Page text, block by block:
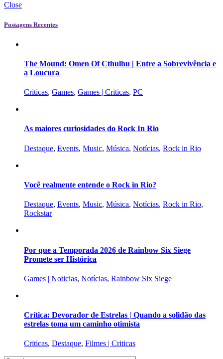
Close
Postagens Recentes
The Mound: Omen Of Cthulhu | Entre a Sobrevivência e
a Loucura
Criticas, Games, Games | Criticas, PC
As maiores curiosidades do Rock In Rio
Destaque, Events, Music, Música, Notícias, Rock in Rio
Você realmente entende o Rock in Rio?
Destaque, Events, Music, Música, Notícias, Rock in Rio,
Rockstar
Por que a Temporada 2026 de Rainbow Six Siege
Promete ser Histórica
Games | Noticias, Notícias, Rainbow Six Siege
Crítica: Devorador de Estrelas | Quando a solidão das
estrelas toma um caminho otimista
Criticas, Destaque, Filmes | Criticas